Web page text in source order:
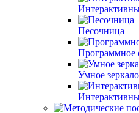
Песочница
Программное
Умное зеркало